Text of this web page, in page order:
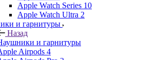
Apple Watch Series 10
Apple Watch Ultra 2
и гарнитуры
Назад
и гарнитуры
Airpods 4